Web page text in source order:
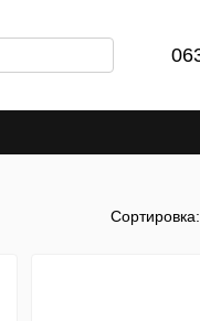
Сортировка: